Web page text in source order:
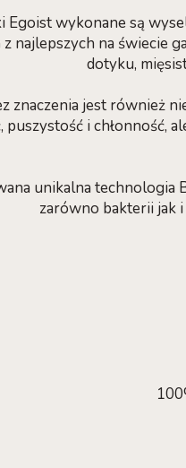
Egoist wykonane są
z najlepszych na świecie
dotyku,
znaczenia jest również
puszystość i chłonność,
unikalna technologia
zarówno bakterii jak